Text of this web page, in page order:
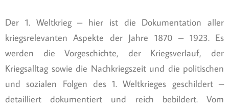
Der 1. Weltkrieg – hier ist die Dokumentation aller
kriegsrelevanten Aspekte der Jahre 1870 – 1923. Es
werden die Vorgeschichte, der Kriegsverlauf, der
Kriegsalltag sowie die Nachkriegszeit und die politischen
und sozialen Folgen des 1. Weltkrieges geschildert –
detailliert dokumentiert und reich bebildert. Vom